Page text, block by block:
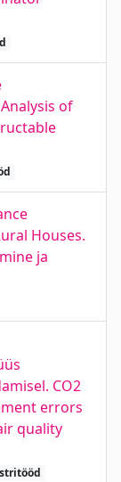
of
Houses.
ja
CO2
errors
quality